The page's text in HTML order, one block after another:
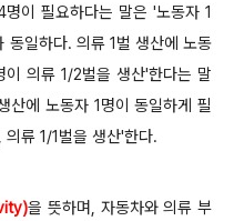
이 필요하다는 말은 '노동자 1
동일하다. 의류 1벌 생산에 노동
의류 1/2벌을 생산'한다는 말
산에 노동자 1명이 동일하게 필
류 1/1벌을 생산'한다.
을 뜻하며, 자동차와 의류 부